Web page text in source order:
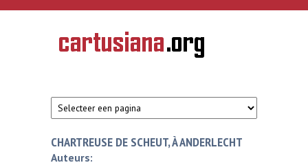
Overslaan en naar de inhoud gaan
CARTUSIANA
Geschiedenis
van de
CHARTREUSE DE SCHEUT, À ANDERLECHT
Auteurs: